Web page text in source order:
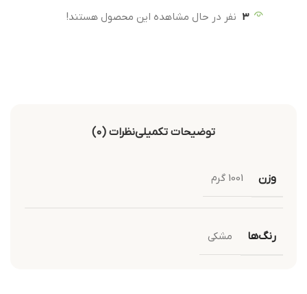
3 نفر در حال مشاهده این محصول هستند!
توضیحات تکمیلینظرات (0)
وزن 1001 گرم
رنگ‌ها مشکی